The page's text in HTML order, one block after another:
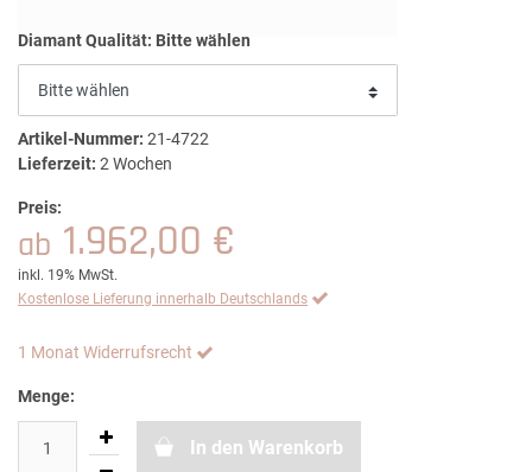
Diamant Qualität: Bitte wählen
Artikel-Nummer: 21-4722
Lieferzeit: 2 Wochen
Preis:
ab 1.962,00 €
inkl. 19% MwSt.
Kostenlose Lieferung innerhalb Deutschlands
1 Monat Widerrufsrecht
Menge:
In den Warenkorb